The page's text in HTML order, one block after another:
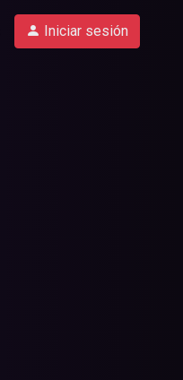
Iniciar sesión